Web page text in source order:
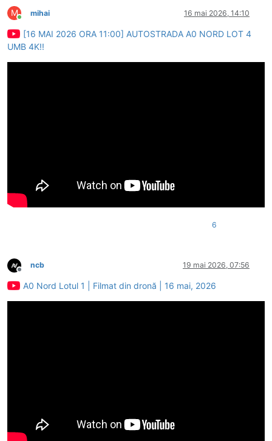
M
Conectat
mihai 16 mai 2026, 14:10
[16 MAI 2026 ORA 11:00] AUTOSTRADA A0 NORD LOT 4
UMB 4K!!
6
Deconectat
ncb 19 mai 2026, 07:56
A0 Nord Lotul 1 | Filmat din dronă | 16 mai, 2026